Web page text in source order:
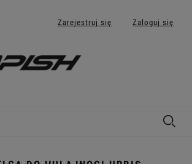
Zarejestruj się Zaloguj się